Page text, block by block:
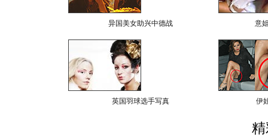
异国美女助兴中德战 意
英国羽球选手写真 伊